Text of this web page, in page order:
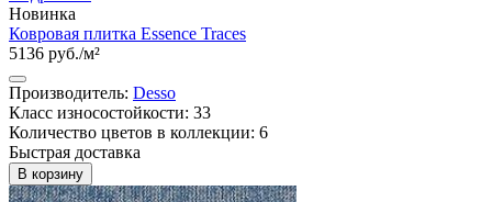
Новинка
Ковровая плитка Essence Traces
5136 руб./м²
Производитель: Desso
Класс износостойкости: 33
Количество цветов в коллекции: 6
Быстрая доставка
В корзину